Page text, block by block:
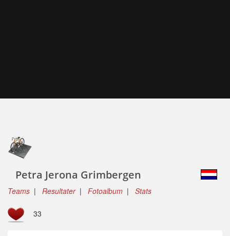
Petra Jerona Grimbergen
Teams | Resultater| Fotoalbum | Stats
33